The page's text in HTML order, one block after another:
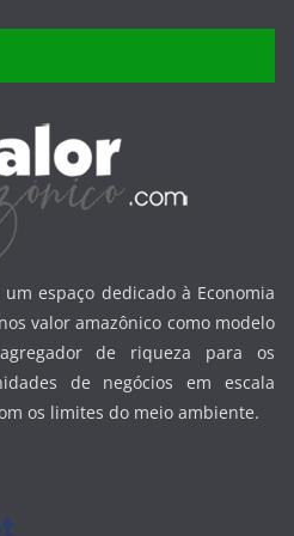
espaço dedicado à Economia
valor amazônico como modelo
de riqueza para os
de negócios em escala
os limites do meio ambiente.